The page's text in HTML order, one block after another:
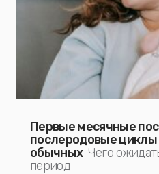
Первые месячные
послеродовые
обычных Чего
период